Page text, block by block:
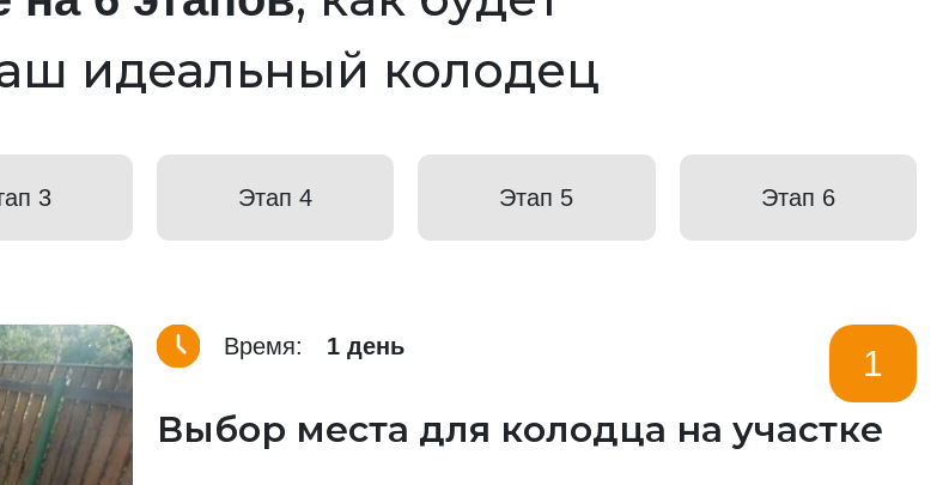
идеальный колодец
3 Этап 4 Этап 5 Этап 6
Время: 1 день 1
Выбор места для колодца на участке